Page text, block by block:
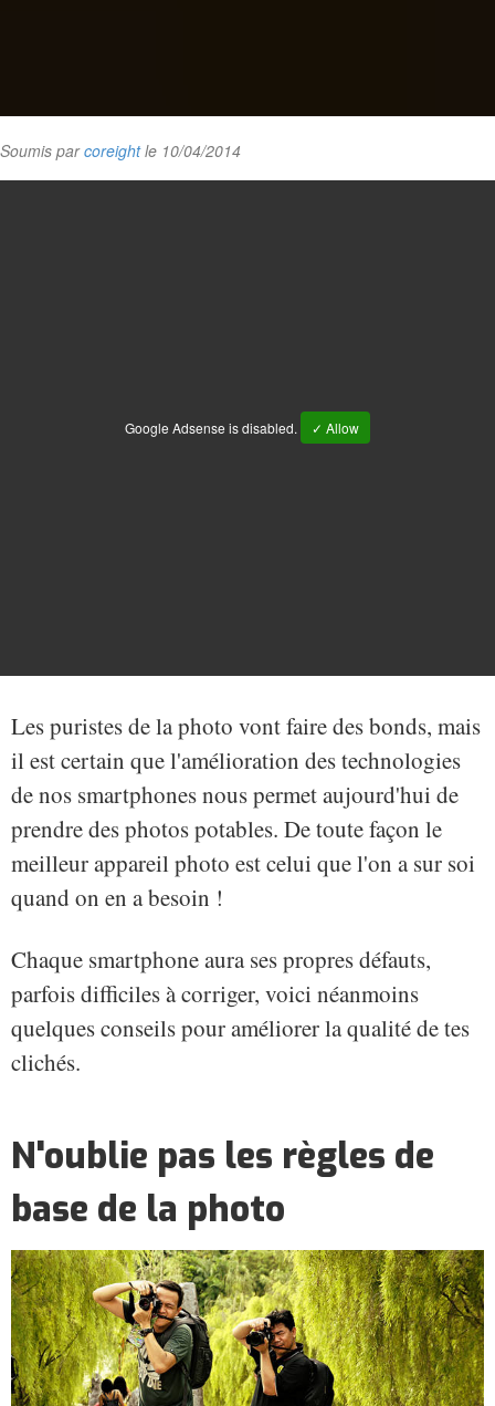
Soumis parcoreightle 10/04/2014
Google Adsense is disabled. ✓ Allow
Les puristes de la photo vont faire des bonds, mais
il est certain que l'amélioration des technologies
de nos smartphones nous permet aujourd'hui de
prendre des photos potables. De toute façon le
meilleur appareil photo est celui que l'on a sur soi
quand on en a besoin !
Chaque smartphone aura ses propres défauts,
parfois difficiles à corriger, voici néanmoins
quelques conseils pour améliorer la qualité de tes
clichés.
N'oublie pas les règles de
base de la photo